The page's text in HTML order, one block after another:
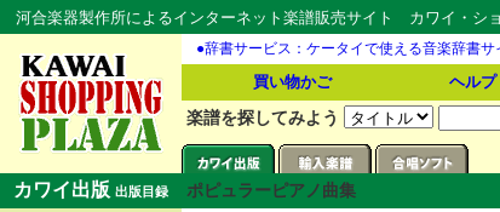
河合楽器製作所によるインターネット楽譜販売サイト カワイ・
●辞書サービス：ケータイで使える音楽辞書
買い物かご ヘルプ
楽譜を探してみよう
カワイ出版 出版目録
ポピュラーピアノ曲集